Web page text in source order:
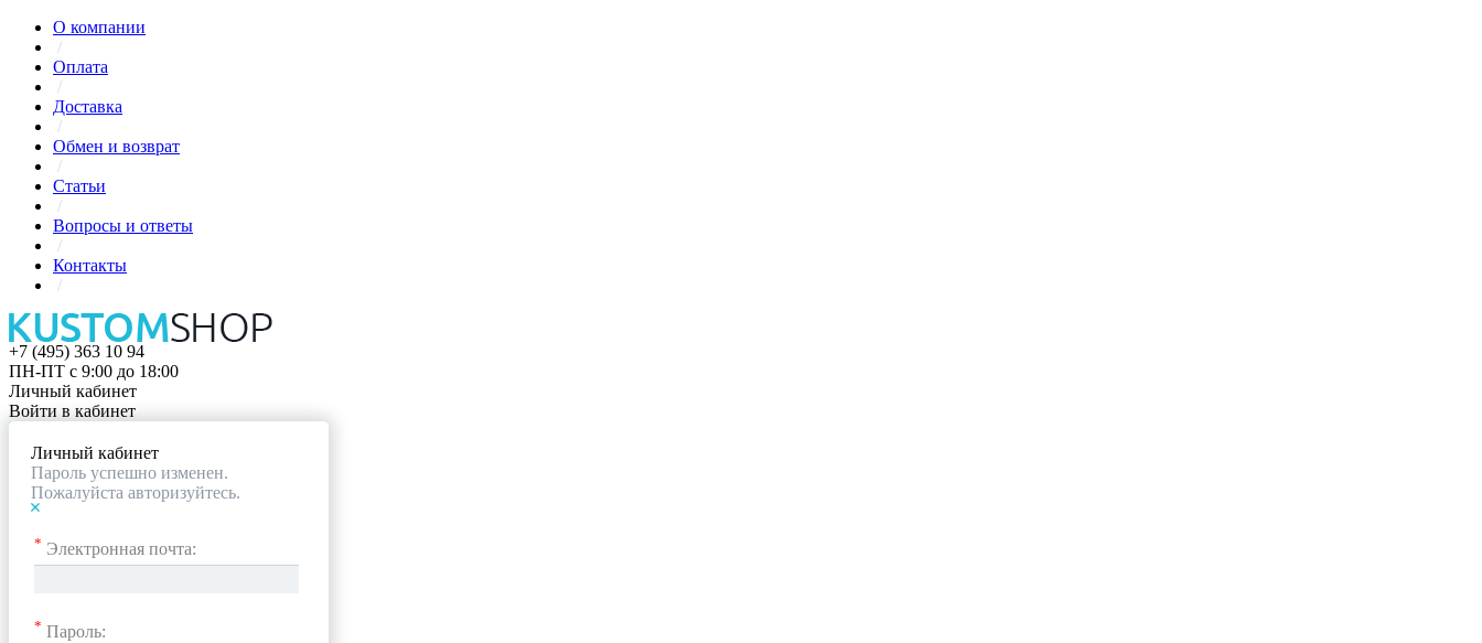
О компании
/
Оплата
/
Доставка
/
Обмен и возврат
/
Статьи
/
Вопросы и ответы
/
Контакты
/
+7 (495) 363 10 94
ПН-ПТ с 9:00 до 18:00
Личный кабинет
Войти в кабинет
Личный кабинет
Пароль успешно изменен.
Пожалуйста авторизуйтесь.
* Электронная почта:
* Пароль: